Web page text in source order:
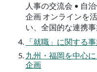
⼈事の交流会 • ⾃
企画 オンラインを
い、全国的な連携
「就職」に関する
九州・福岡を中⼼
企画